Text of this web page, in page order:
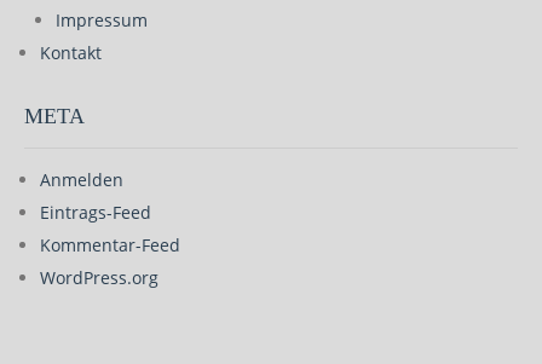
Impressum
Kontakt
META
Anmelden
Eintrags-Feed
Kommentar-Feed
WordPress.org